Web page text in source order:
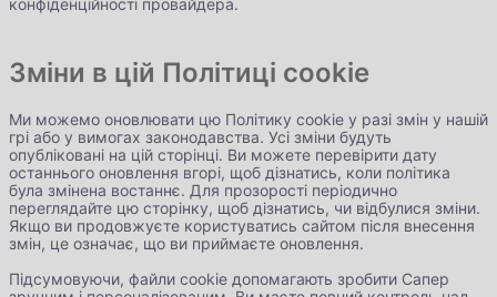
конфіденційності провайдера.
Зміни в цій Політиці cookie
Ми можемо оновлювати цю Політику cookie у разі змін у нашій
грі або у вимогах законодавства. Усі зміни будуть
опубліковані на цій сторінці. Ви можете перевірити дату
останнього оновлення вгорі, щоб дізнатись, коли політика
була змінена востаннє. Для прозорості періодично
переглядайте цю сторінку, щоб дізнатись, чи відбулися зміни.
Якщо ви продовжуєте користуватись сайтом після внесення
змін, це означає, що ви приймаєте оновлення.
Підсумовуючи, файли cookie допомагають зробити Сапер